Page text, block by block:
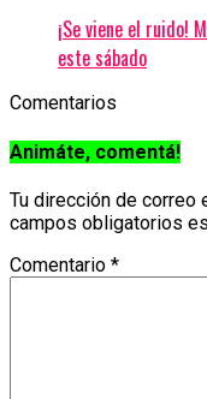
¡Se viene el ruido!
este sábado
Comentarios
Animáte, comentá!
Tu dirección de correo
campos obligatorios
Comentario *